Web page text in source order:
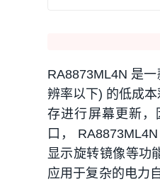
RA8873ML4N 是
辨率以下) 的低成
存进行屏幕更新，
口，
显示旋转镜像等功
应用于复杂的电力